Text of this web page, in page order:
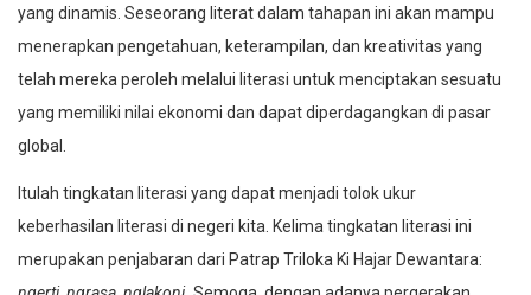
yang dinamis. Seseorang literat dalam tahapan ini akan mampu
menerapkan pengetahuan, keterampilan, dan kreativitas yang
telah mereka peroleh melalui literasi untuk menciptakan sesuatu
yang memiliki nilai ekonomi dan dapat diperdagangkan di pasar
global.
Itulah tingkatan literasi yang dapat menjadi tolok ukur
keberhasilan literasi di negeri kita. Kelima tingkatan literasi ini
merupakan penjabaran dari Patrap Triloka Ki Hajar Dewantara: